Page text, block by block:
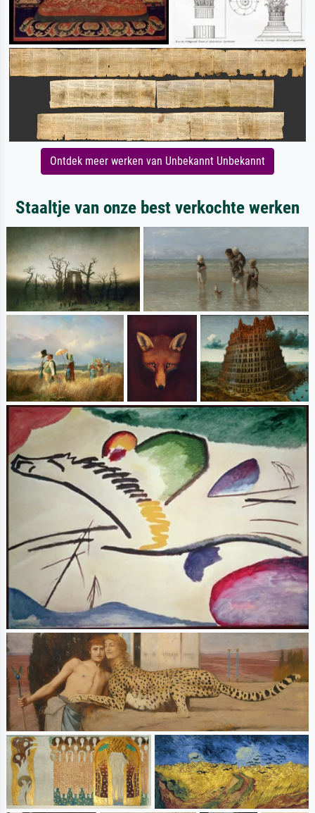
Ontdek meer werken van Unbekannt Unbekannt
Staaltje van onze best verkochte werken